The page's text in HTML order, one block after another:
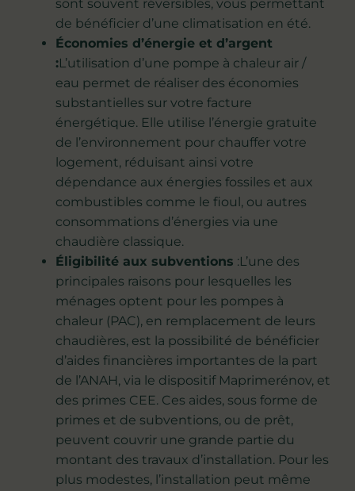
sont souvent réversibles, vous permettant
de bénéficier d’une climatisation en été.
Économies d’énergie et d’argent
:L’utilisation d’une pompe à chaleur air /
eau permet de réaliser des économies
substantielles sur votre facture
énergétique. Elle utilise l’énergie gratuite
de l’environnement pour chauffer votre
logement, réduisant ainsi votre
dépendance aux énergies fossiles et aux
combustibles comme le fioul, ou autres
consommations d’énergies via une
chaudière classique.
Éligibilité aux subventions :L’une des
principales raisons pour lesquelles les
ménages optent pour les pompes à
chaleur (PAC), en remplacement de leurs
chaudières, est la possibilité de bénéficier
d’aides financières importantes de la part
de l’ANAH, via le dispositif Maprimerénov, et
des primes CEE. Ces aides, sous forme de
primes et de subventions, ou de prêt,
peuvent couvrir une grande partie du
montant des travaux d’installation. Pour les
plus modestes, l’installation peut même